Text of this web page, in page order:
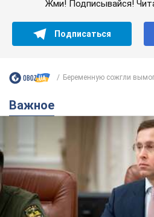
Жми! Подписывайся!
Подписаться
Беременную сожгли
Важное